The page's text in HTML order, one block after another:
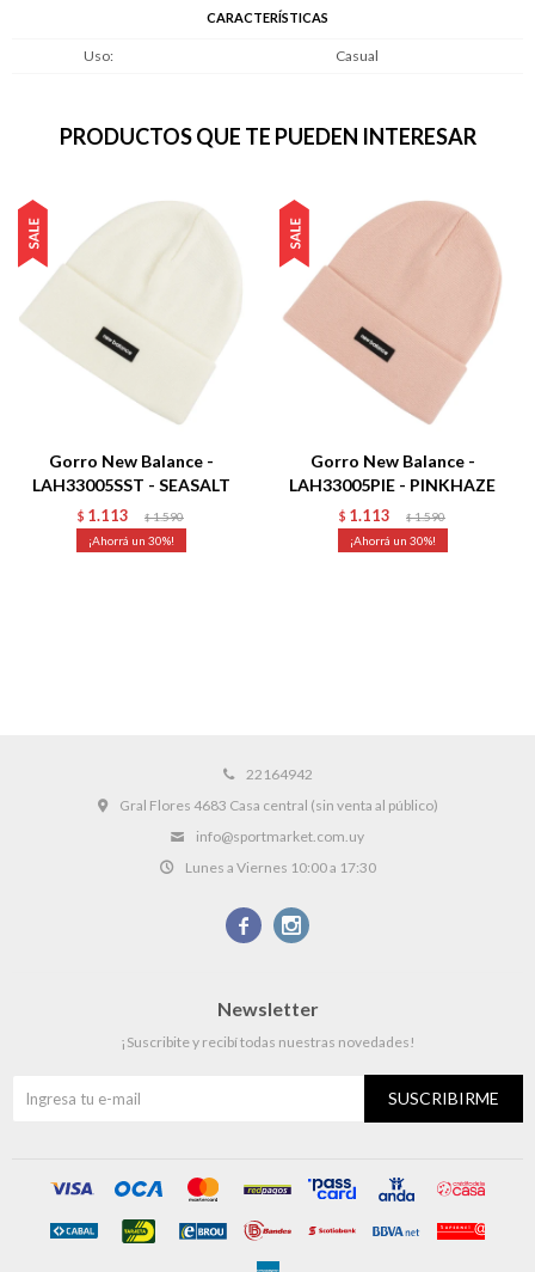
CARACTERÍSTICAS
Uso Casual
PRODUCTOS QUE TE PUEDEN INTERESAR
Gorro New Balance -
LAH33005SST - SEASALT
$ 1.113 $ 1.590
30
Gorro New Balance -
LAH33005PIE - PINKHAZE
$ 1.113 $ 1.590
30
22164942
Gral Flores 4683 Casa central (sin venta al público)
info@sportmarket.com.uy
Lunes a Viernes 10:00 a 17:30
 
Newsletter
¡Suscribite y recibí todas nuestras novedades!
SUSCRIBIRME